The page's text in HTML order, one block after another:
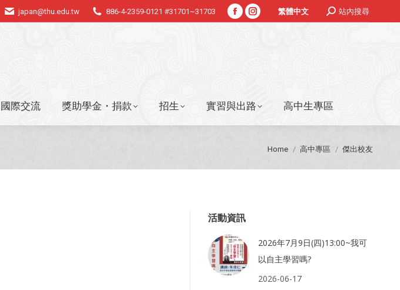
japan@thu.edu.tw 886-4-2359-0121 #31701~31703
FacebookInstagram
繁體中文 Search:站內搜尋
國際交流 獎助學金・捐款 招生 實習與出路 高中生專區
You are here:
Home 高中專區 傑出校友
活動資訊
2026年7月9日(四)13:00~我可
以自主學習嗎?
2026-06-17
國際交流 獎助學金・捐款 招生 實習與出路 高中生專區